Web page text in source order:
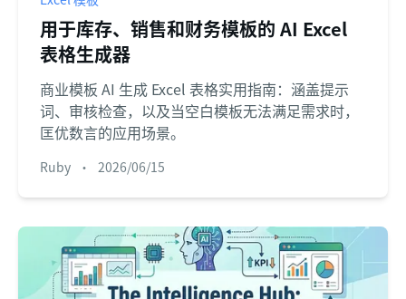
用于库存、销售和财务模板的 AI Excel
表格生成器
商业模板 AI 生成 Excel 表格实用指南：涵盖提示
词、审核检查，以及当空白模板无法满足需求时，
匡优数言的应用场景。
Ruby • 2026/06/15